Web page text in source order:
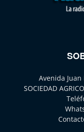
Avenida
SOCIEDAD